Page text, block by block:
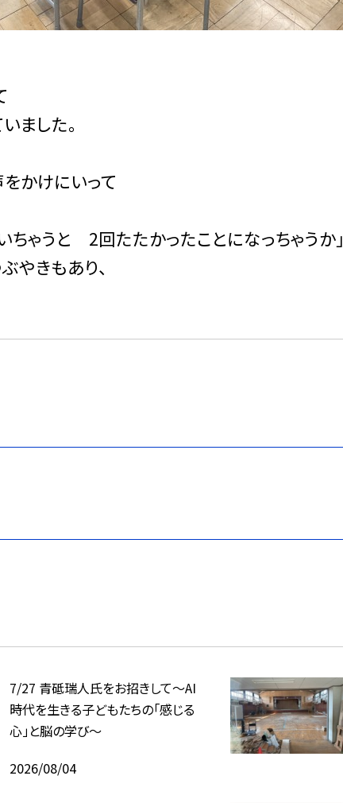
ました。
かけにいって
ちゃうと 2回たたかったことになっちゃうか」
やきもあり、
7/27 青砥瑞人氏をお招きして〜AI
時代を生きる子どもたちの「感じる
心」と脳の学び〜
2026/08/04